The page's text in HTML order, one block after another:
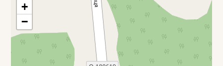
+
−